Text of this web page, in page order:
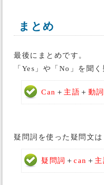
まとめ
最後にまとめです。
「Yes」や「No」を聞
Can ＋ 主語 ＋ 動
疑問詞を使った疑問文は
疑問詞 ＋ can ＋